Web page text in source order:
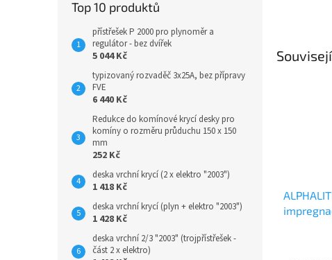
Top 10 produktů
přístřešek P 2000 pro plynoměr a
regulátor - bez dvířek
5 044 Kč
typizovaný rozvaděč 3x25A, bez přípravy
FVE
6 440 Kč
Redukce do komínové krycí desky pro
komíny o rozměru průduchu 150 x 150
mm
252 Kč
deska vrchní krycí (2 x elektro "2003")
1 418 Kč
deska vrchní krycí (plyn + elektro "2003")
1 428 Kč
deska vrchní 2/3 "2003" (trojpřístřešek -
část 2 x elektro)